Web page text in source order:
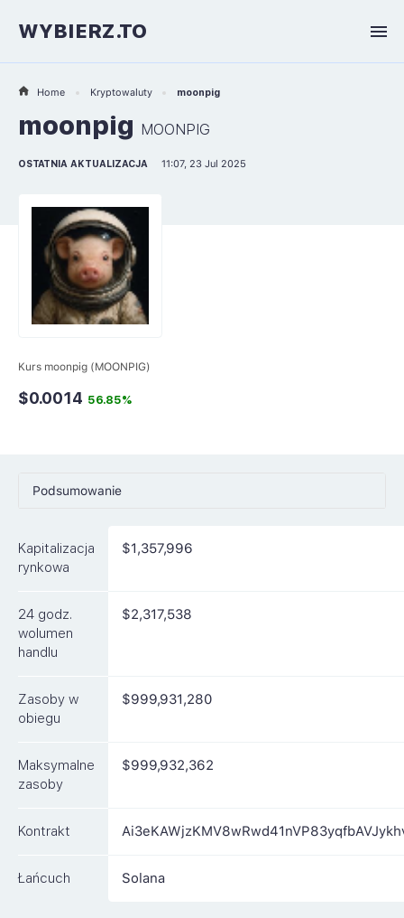
WYBIERZ.TO
Home Kryptowaluty moonpig
moonpig MOONPIG
OSTATNIA AKTUALIZACJA 11:07, 23 Jul 2025
Kurs moonpig (MOONPIG)
$0.0014 56.85%
Podsumowanie
Rynki
FAQ
Kapitalizacja
rynkowa
$1,357,996
24 godz.
wolumen
handlu
$2,317,538
Zasoby w
obiegu
$999,931,280
Maksymalne
zasoby
$999,932,362
Kontrakt
Łańcuch Solana